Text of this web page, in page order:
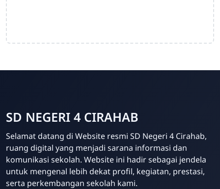
Admin
Online
SD NEGERI 4 CIRAHAB
Selamat datang di Website resmi SD Negeri 4 Cirahab,
ruang digital yang menjadi sarana informasi dan
komunikasi sekolah. Website ini hadir sebagai jendela
untuk mengenal lebih dekat profil, kegiatan, prestasi,
serta perkembangan sekolah kami.